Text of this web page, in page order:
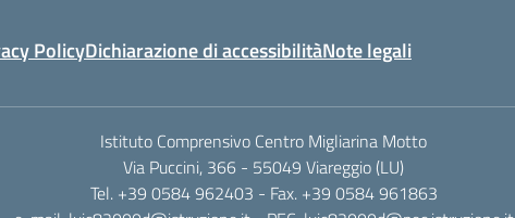
PolicyDichiarazione di accessibilitàNote legali
Istituto Comprensivo Centro Migliarina Motto
Via Puccini, 366 - 55049 Viareggio (LU)
Tel. +39 0584 962403 - Fax. +39 0584 961863